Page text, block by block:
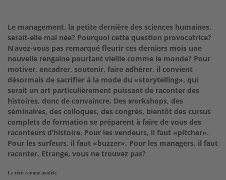
Le management, la petite dernière des sciences humaines,
serait-elle mal née? Pourquoi cette question provocatrice?
N’avez-vous pas remarqué fleurir ces derniers mois une
nouvelle rengaine pourtant vieille comme le monde? Pour
motiver, encadrer, soutenir, faire adhérer, il convient
désormais de sacrifier à la mode du «storytelling», qui
serait un art particulièrement puissant de raconter des
histoires, donc de convaincre. Des workshops, des
séminaires, des colloques, des congrès, bientôt des cursus
complets de formation se préparent à faire de vous des
raconteurs d’histoire. Pour les vendeurs, il faut «pitcher».
Pour les surfeurs, il faut «buzzer». Pour les managers, il faut
raconter. Etrange, vous ne trouvez pas?
Le récit comme modèle